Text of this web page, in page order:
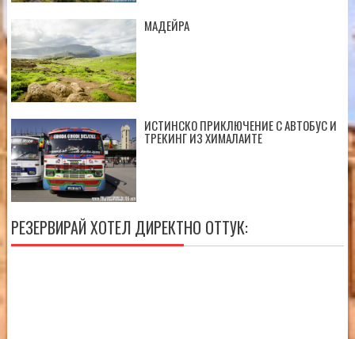
МАДЕЙРА
ИСТИНСКО ПРИКЛЮЧЕНИЕ С АВТОБУС И
ТРЕКИНГ ИЗ ХИМАЛАИТЕ
РЕЗЕРВИРАЙ ХОТЕЛ ДИРЕКТНО ОТТУК: